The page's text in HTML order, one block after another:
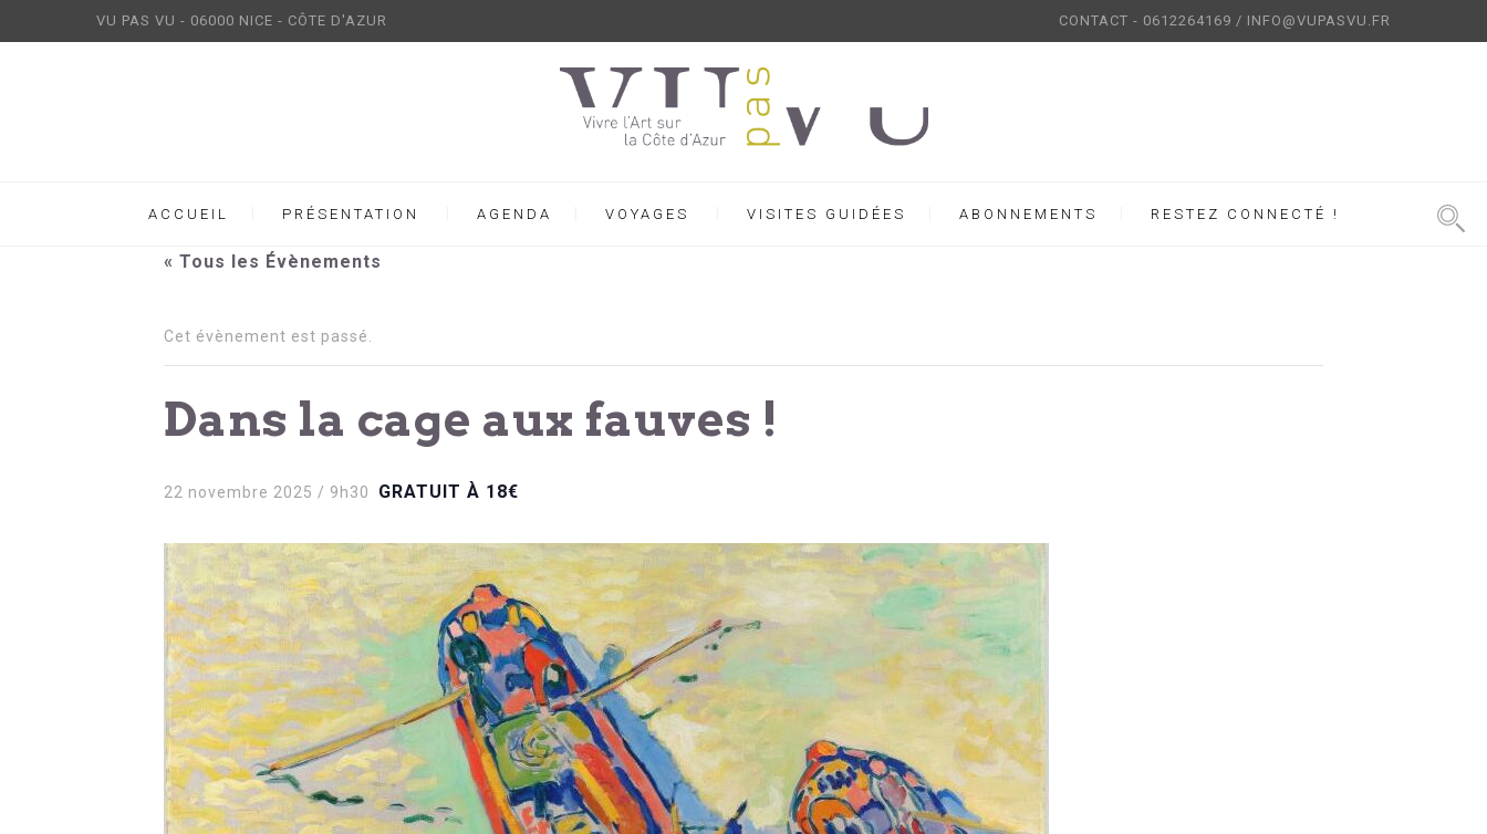
VU PAS VU - 06000 NICE - CÔTE D'AZUR CONTACT - 0612264169 / INFO@VUPASVU.FR
ACCUEIL PRÉSENTATION AGENDA VOYAGES VISITES GUIDÉES ABONNEMENTS RESTEZ CONNECTÉ !
« Tous les Évènements
Cet évènement est passé.
Dans la cage aux fauves !
22 novembre 2025 / 9h30 GRATUIT À 18€